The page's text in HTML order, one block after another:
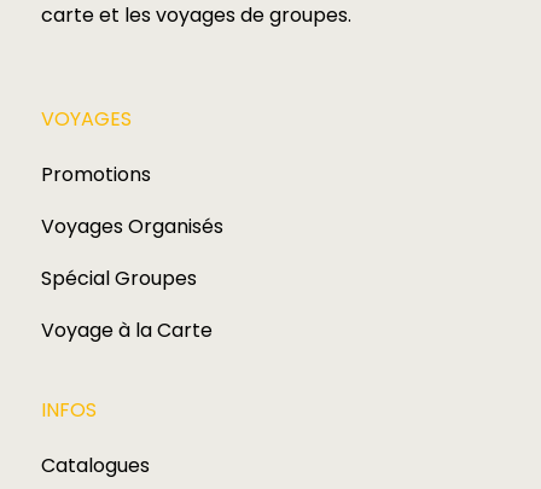
carte et les voyages de groupes.​
VOYAGES​
Promotions
Voyages Organisés
Spécial Groupes
Voyage à la Carte
INFOS
Catalogues